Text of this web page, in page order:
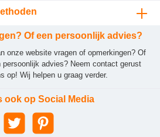
Of een persoonlijk advies?
onze website vragen of opmerkingen? Of
persoonlijk advies? Neem contact gerust
op! Wij helpen u graag verder.
ook op Social Media